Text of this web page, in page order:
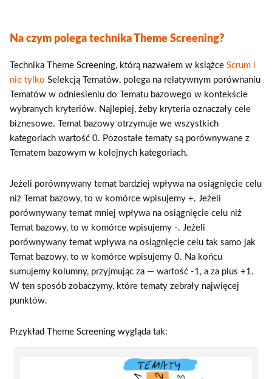
Na czym polega technika Theme Screening?
Technika Theme Screening, którą nazwałem w książce Scrum i
nie tylko Selekcją Tematów, polega na relatywnym porównaniu
Tematów w odniesieniu do Tematu bazowego w kontekście
wybranych kryteriów. Najlepiej, żeby kryteria oznaczały cele
biznesowe. Temat bazowy otrzymuje we wszystkich
kategoriach wartość 0. Pozostałe tematy są porównywane z
Tematem bazowym w kolejnych kategoriach.
Jeżeli porównywany temat bardziej wpływa na osiągnięcie celu
niż Temat bazowy, to w komórce wpisujemy +. Jeżeli
porównywany temat mniej wpływa na osiągnięcie celu niż
Temat bazowy, to w komórce wpisujemy -. Jeżeli
porównywany temat wpływa na osiągnięcie celu tak samo jak
Temat bazowy, to w komórce wpisujemy 0. Na końcu
sumujemy kolumny, przyjmując za — wartość ‑1, a za plus +1.
W ten sposób zobaczymy, które tematy zebrały najwięcej
punktów.
Przykład Theme Screening wygląda tak: